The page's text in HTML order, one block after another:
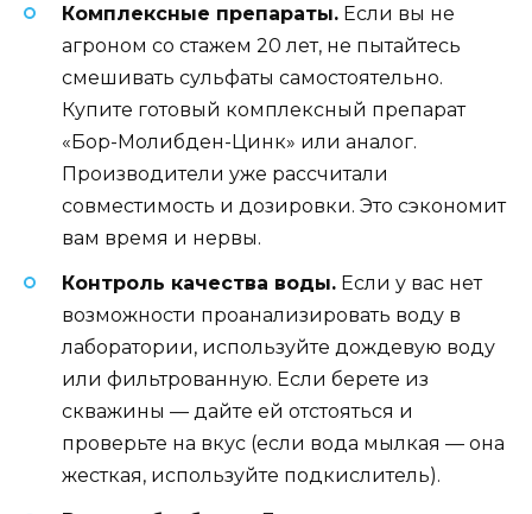
Комплексные препараты. Если вы не
агроном со стажем 20 лет, не пытайтесь
смешивать сульфаты самостоятельно.
Купите готовый комплексный препарат
«Бор-Молибден-Цинк» или аналог.
Производители уже рассчитали
совместимость и дозировки. Это сэкономит
вам время и нервы.
Контроль качества воды. Если у вас нет
возможности проанализировать воду в
лаборатории, используйте дождевую воду
или фильтрованную. Если берете из
скважины — дайте ей отстояться и
проверьте на вкус (если вода мылкая — она
жесткая, используйте подкислитель).